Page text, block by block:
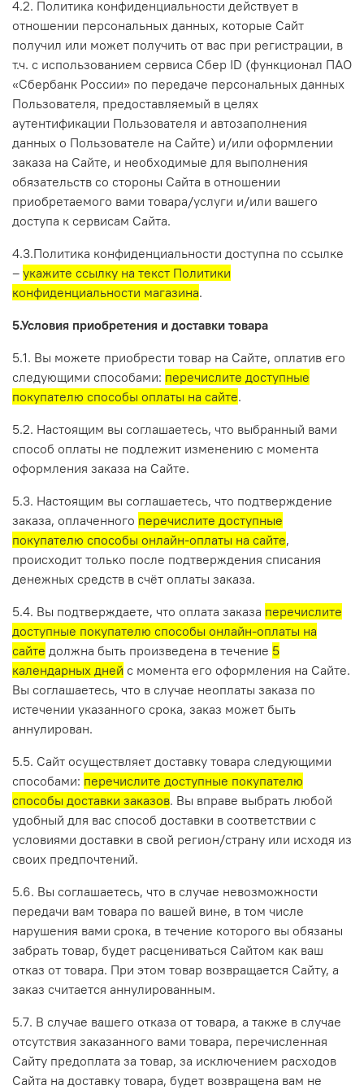
4.2. Политика конфиденциальности действует в
отношении персональных данных, которые Сайт
получил или может получить от вас при регистрации, в
т.ч. с использованием сервиса Сбер ID (функционал ПАО
«Сбербанк России» по передаче персональных данных
Пользователя, предоставляемый в целях
аутентификации Пользователя и автозаполнения
данных о Пользователе на Сайте) и/или оформлении
заказа на Сайте, и необходимые для выполнения
обязательств со стороны Сайта в отношении
приобретаемого вами товара/услуги и/или вашего
доступа к сервисам Сайта.
4.3.Политика конфиденциальности доступна по ссылке
– укажите ссылку на текст Политики
конфиденциальности магазина.
5.Условия приобретения и доставки товара
5.1. Вы можете приобрести товар на Сайте, оплатив его
следующими способами: перечислите доступные
покупателю способы оплаты на сайте.
5.2. Настоящим вы соглашаетесь, что выбранный вами
способ оплаты не подлежит изменению с момента
оформления заказа на Сайте.
5.3. Настоящим вы соглашаетесь, что подтверждение
заказа, оплаченного перечислите доступные
покупателю способы онлайн-оплаты на сайте,
происходит только после подтверждения списания
денежных средств в счёт оплаты заказа.
5.4. Вы подтверждаете, что оплата заказа перечислите
доступные покупателю способы онлайн-оплаты на
сайте должна быть произведена в течение 5
календарных дней с момента его оформления на Сайте.
Вы соглашаетесь, что в случае неоплаты заказа по
истечении указанного срока, заказ может быть
аннулирован.
5.5. Сайт осуществляет доставку товара следующими
способами: перечислите доступные покупателю
способы доставки заказов. Вы вправе выбрать любой
удобный для вас способ доставки в соответствии с
условиями доставки в свой регион/страну или исходя из
своих предпочтений.
5.6. Вы соглашаетесь, что в случае невозможности
передачи вам товара по вашей вине, в том числе
нарушения вами срока, в течение которого вы обязаны
забрать товар, будет расцениваться Сайтом как ваш
отказ от товара. При этом товар возвращается Сайту, а
заказ считается аннулированным.
5.7. В случае вашего отказа от товара, а также в случае
отсутствия заказанного вами товара, перечисленная
Сайту предоплата за товар, за исключением расходов
Сайта на доставку товара, будет возвращена вам не